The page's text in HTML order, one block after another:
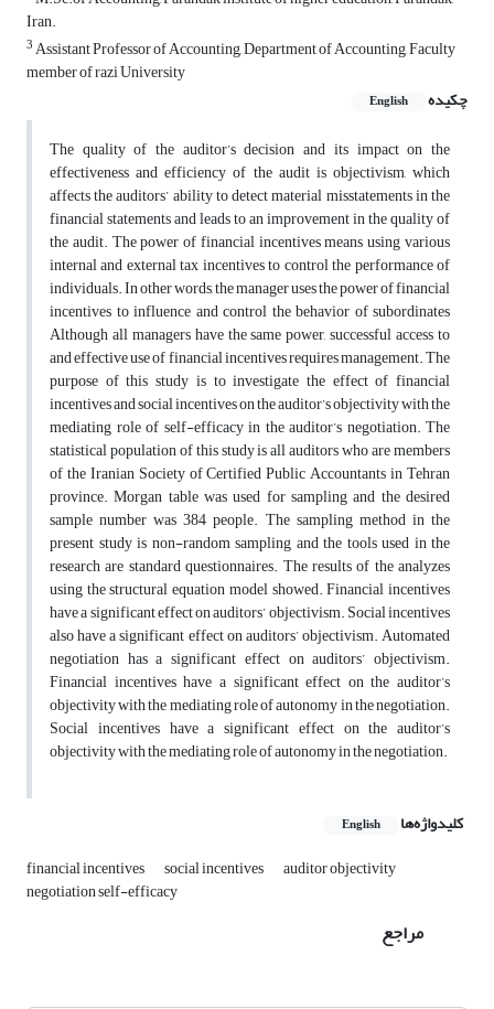
Iran.
3Assistant Professor of Accounting, Department of Accounting, Faculty
member of razi University
چکیده
English
The quality of the auditor’s decision and its impact on the
effectiveness and efficiency of the audit is objectivism, which
affects the auditors’ ability to detect material misstatements in the
financial statements and leads to an improvement in the quality of
the audit. The power of financial incentives means using various
internal and external tax incentives to control the performance of
individuals. In other words, the manager uses the power of financial
incentives to influence and control the behavior of subordinates
Although all managers have the same power, successful access to
and effective use of financial incentives requires management. The
purpose of this study is to investigate the effect of financial
incentives and social incentives on the auditor’s objectivity with the
mediating role of self-efficacy in the auditor’s negotiation. The
statistical population of this study is all auditors who are members
of the Iranian Society of Certified Public Accountants in Tehran
province. Morgan table was used for sampling and the desired
sample number was 384 people. The sampling method in the
present study is non-random sampling and the tools used in the
research are standard questionnaires. The results of the analyzes
using the structural equation model showed. Financial incentives
have a significant effect on auditors’ objectivism. Social incentives
also have a significant effect on auditors’ objectivism. Automated
negotiation has a significant effect on auditors’ objectivism.
Financial incentives have a significant effect on the auditor’s
objectivity with the mediating role of autonomy in the negotiation.
Social incentives have a significant effect on the auditor’s
objectivity with the mediating role of autonomy in the negotiation.
کلیدواژه‌ها English
financial incentives social incentives auditor objectivity
negotiation self-efficacy
مراجع